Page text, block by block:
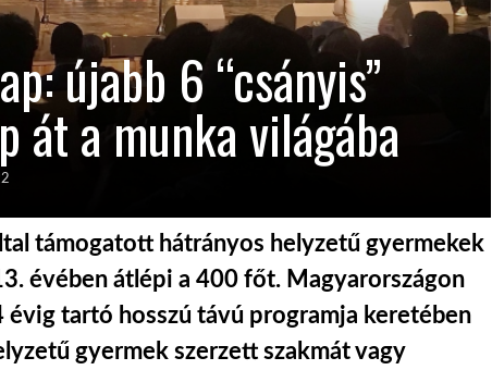
újabb 6 “csányis”
át a munka világába
támogatott hátrányos helyzetű gyermekek
évében átlépi a 400 főt. Magyarországon
évig tartó hosszú távú programja keretében
gyermek szerzett szakmát vagy